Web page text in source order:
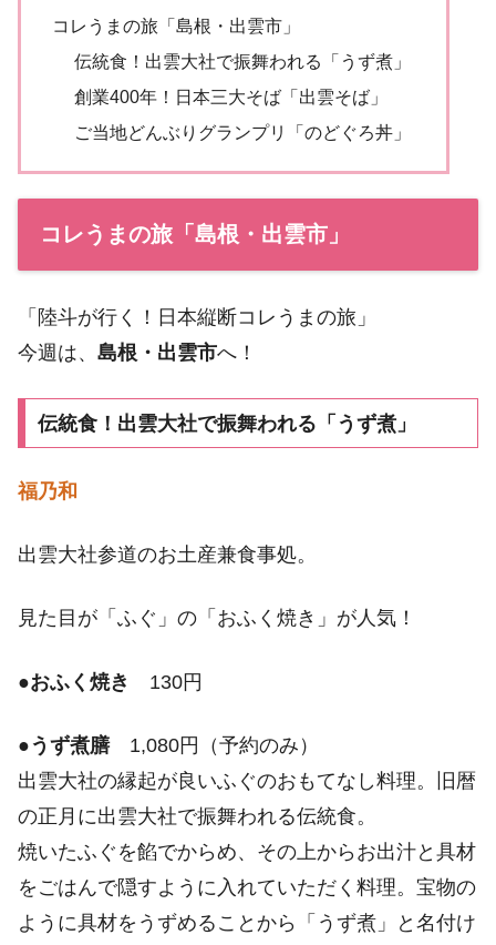
コレうまの旅「島根・出雲市」
伝統食！出雲大社で振舞われる「うず煮」
創業400年！日本三大そば「出雲そば」
ご当地どんぶりグランプリ「のどぐろ丼」
コレうまの旅「島根・出雲市」
「陸斗が行く！日本縦断コレうまの旅」
今週は、 島根・出雲市へ！
伝統食！出雲大社で振舞われる「うず煮」
福乃和
出雲大社参道のお土産兼食事処。
見た目が「ふぐ」の「おふく焼き」が人気！
●おふく焼き 130円
●うず煮膳1,080円（予約のみ）
出雲大社の縁起が良いふぐのおもてなし料理。旧暦
の正月に出雲大社で振舞われる伝統食。
焼いたふぐを餡でからめ、その上からお出汁と具材
をごはんで隠すように入れていただく料理。宝物の
ように具材をうずめることから「うず煮」と名付け